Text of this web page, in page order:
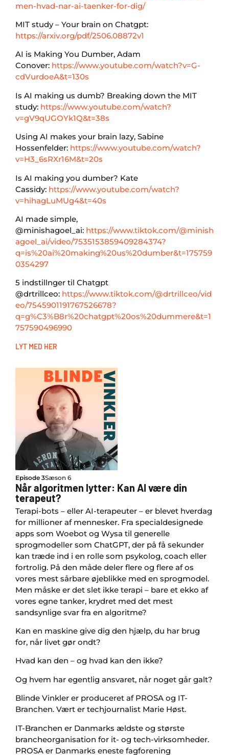
men-hvad-nar-ai-taenker-for-dig/
MIT study – Your brain on Chatgpt:
https://arxiv.org/pdf/2506.08872v1
AI is Making You Dumber, Adam
Conover: https://www.youtube.com/watch?v=G-
cdVurdoeA&t=130s
Is AI making us dumb? Breaking down the MIT
study: https://www.youtube.com/watch?
v=gV9qUGOYk1Q&t=38s
Using AI makes your brain lazy, Sabine
Hossenfelder: https://www.youtube.com/watch?
v=H3_6sRXr16M&t=20s
Is AI making you dumber? Kate
Cassidy: https://www.youtube.com/watch?
v=hihagLuMUg4&t=40s
AI made simple,
@minishagoel_ai: https://www.tiktok.com/@minish
agoel_ai/video/7535153859409284374?
q=is%20ai%20making%20us%20dumber&t=175759
0354297
5 indstillnger til Chatgpt
@drtrillceo: https://www.tiktok.com/@drtrillceo/vid
eo/7545901191767526678?
q=g%C3%B8r%20chatgpt%20os%20dummere&t=1
757590496990
LYT MED HER
Episode 3Sæson 6
Når algoritmen lytter: Kan AI være din
terapeut?
Terapi-bots – eller AI-terapeuter – er blevet hverdag
for millioner af mennesker. Fra specialdesignede
apps som Woebot og Wysa til generelle
sprogmodeller som ChatGPT, der på få sekunder
kan træde ind i en rolle som psykolog, coach eller
fortrolig. På den måde deler flere og flere af os
vores mest sårbare øjeblikke med en sprogmodel.
Men måske er det slet ikke terapi – bare et ekko af
vores egne tanker, krydret med det mest
sandsynlige svar fra en algoritme?
Kan en maskine give dig den hjælp, du har brug
for, når livet gør ondt?
Hvad kan den – og hvad kan den ikke?
Og hvem har egentlig ansvaret, når noget går galt?
Blinde Vinkler er produceret af PROSA og IT-
Branchen. Vært er techjournalist Marie Høst.
IT-Branchen er Danmarks ældste og største
brancheorganisation for it- og tech-virksomheder.
PROSA er Danmarks eneste fagforening